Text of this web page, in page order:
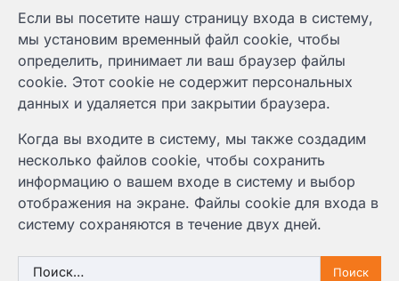
Если вы посетите нашу страницу входа в систему,
мы установим временный файл cookie, чтобы
определить, принимает ли ваш браузер файлы
cookie. Этот cookie не содержит персональных
данных и удаляется при закрытии браузера.
Когда вы входите в систему, мы также создадим
несколько файлов cookie, чтобы сохранить
информацию о вашем входе в систему и выбор
отображения на экране. Файлы cookie для входа в
систему сохраняются в течение двух дней.
Найти: